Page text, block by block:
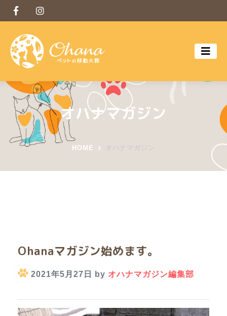
オハナマガジン
HOME
Ohanaマガジン始めます。
2021年5月27日 by オハナマガジン編集部